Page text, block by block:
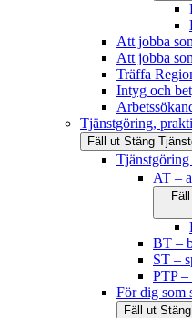
Att jobba
Att jobba
Träffa
Intyg och
Tjänstgöring,
Fäll ut Stäng
Tjänstgöring
AT –
BT –
ST –
PTP
För dig som
Fäll ut Stäng